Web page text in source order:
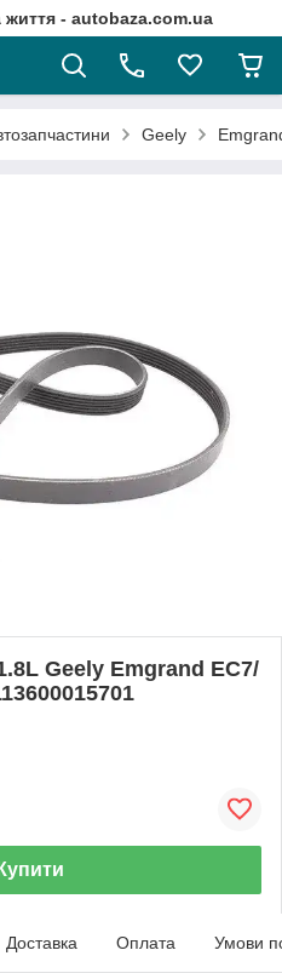
- autobaza.com.ua
Geely
Geely Emgrand EC7/
Купити
Доставка Оплата Умови